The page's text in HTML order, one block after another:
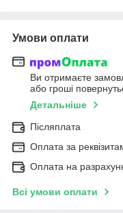
Умови оплати
Ви отримаєте
або гроші
Детальніше
Післяплата
Оплата за
Оплата на
Всі умови оплати